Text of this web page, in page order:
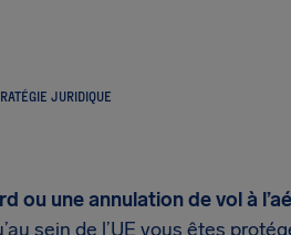
JURIDIQUE
ou une annulation de vol à
sein de l’UE vous êtes